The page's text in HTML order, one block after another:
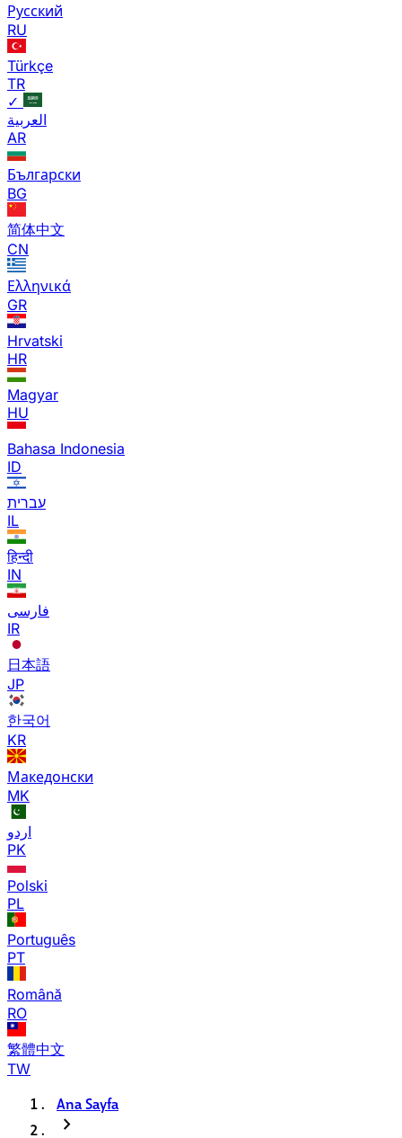
Русский
RU
Türkçe
TR
✓
العربية
AR
Български
BG
简体中文
CN
Ελληνικά
GR
Hrvatski
HR
Magyar
HU
Bahasa Indonesia
ID
עברית
IL
हिन्दी
IN
فارسی
IR
日本語
JP
한국어
KR
Македонски
MK
اردو
PK
Polski
PL
Português
PT
Română
RO
繁體中文
TW
Ana Sayfa
chevron_right